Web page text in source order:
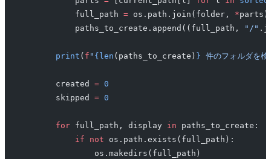
            full_path
= os.path.join(folder, *parts)
            paths_to_create.append((full_path,
"/"
        print
( f " {len (paths_to_create) } 件のフォルダを検
        created
= 0
        skipped
= 0
        for
full_path, display in paths_to_create:
            if
not os.path.exists(full_path):
                os.makedirs(full_path)